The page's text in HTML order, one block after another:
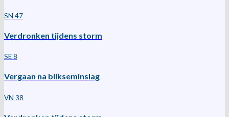
SN 47
Verdronken tijdens storm
SE 8
Vergaan na blikseminslag
VN 38